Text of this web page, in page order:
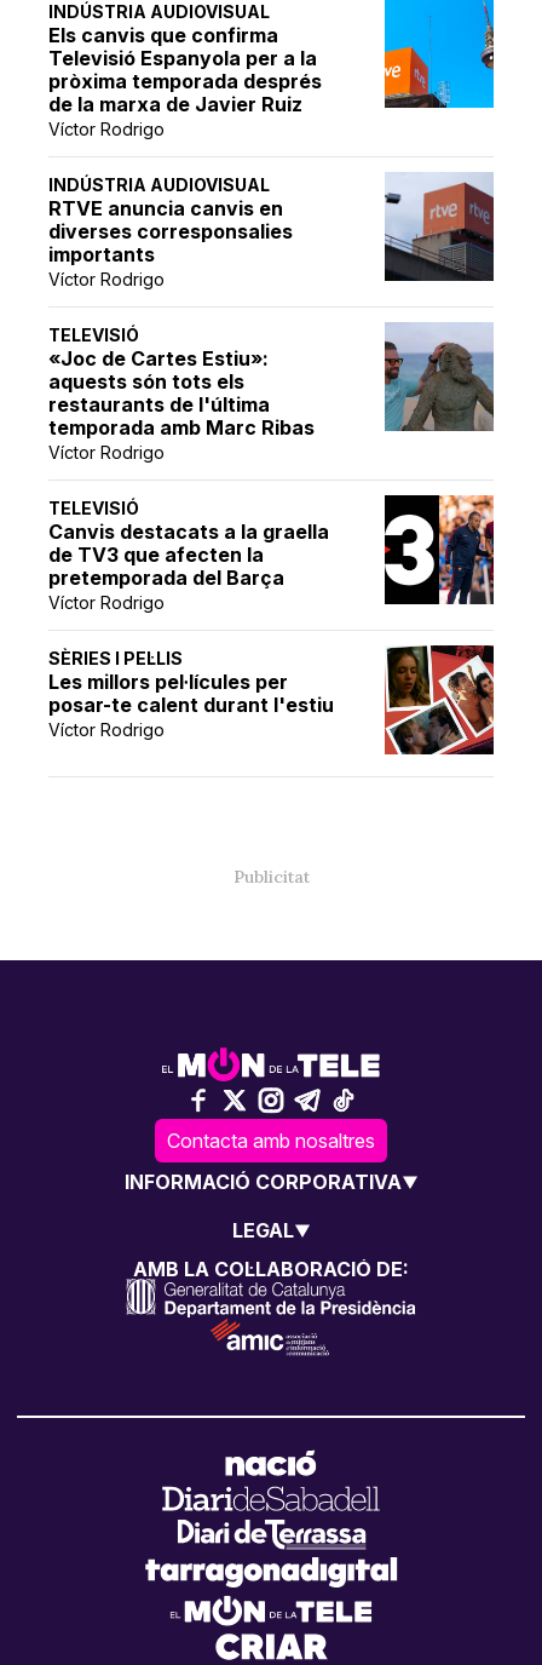
INDÚSTRIA AUDIOVISUAL
Els canvis que confirma
Televisió Espanyola per a la
pròxima temporada després
de la marxa de Javier Ruiz
Víctor Rodrigo
INDÚSTRIA AUDIOVISUAL
RTVE anuncia canvis en
diverses corresponsalies
importants
Víctor Rodrigo
TELEVISIÓ
«Joc de Cartes Estiu»:
aquests són tots els
restaurants de l'última
temporada amb Marc Ribas
Víctor Rodrigo
TELEVISIÓ
Canvis destacats a la graella
de TV3 que afecten la
pretemporada del Barça
Víctor Rodrigo
SÈRIES I PEL·LIS
Les millors pel·lícules per
posar-te calent durant l'estiu
Víctor Rodrigo
Contacta amb nosaltres
INFORMACIÓ CORPORATIVA
LEGAL
AMB LA COL·LABORACIÓ DE: